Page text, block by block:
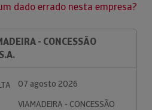
dado errado nesta empresa?
- CONCESSÃO
07 agosto 2026
VIAMADEIRA - CONCESSÃO